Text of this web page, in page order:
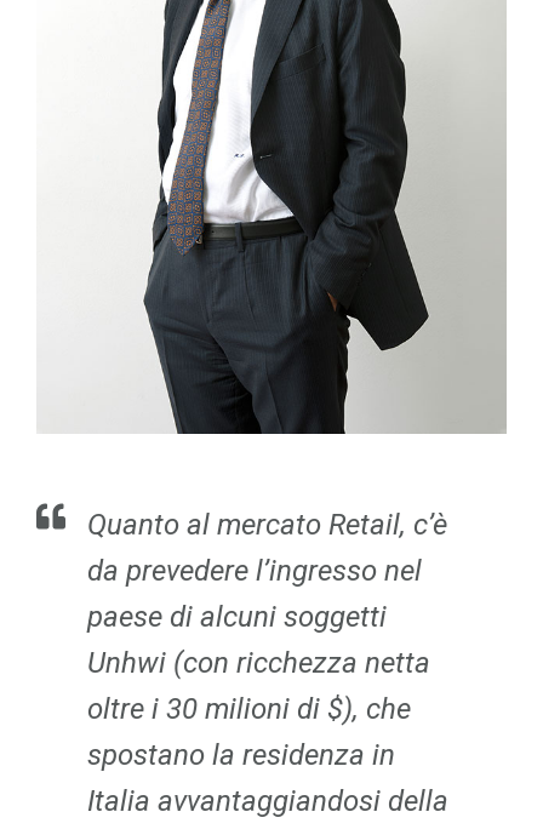
Quanto al mercato Retail, c’è
da prevedere l’ingresso nel
paese di alcuni soggetti
Unhwi (con ricchezza netta
oltre i 30 milioni di $), che
spostano la residenza in
Italia avvantaggiandosi della